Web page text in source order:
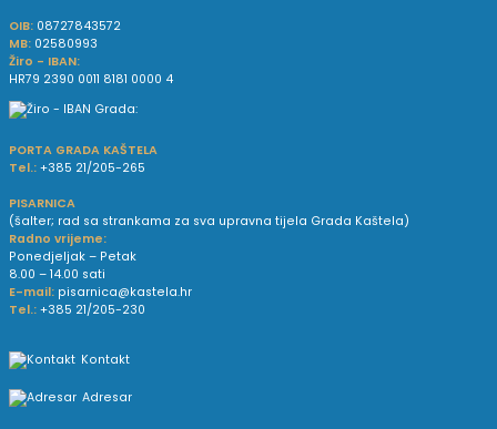
OIB: 08727843572
MB: 02580993
Žiro - IBAN:
HR79 2390 0011 8181 0000 4
PORTA GRADA KAŠTELA
Tel.: +385 21/205-265
PISARNICA
(šalter; rad sa strankama za sva upravna tijela Grada Kaštela)
Radno vrijeme:
Ponedjeljak – Petak
8.00 – 14.00 sati
E-mail: pisarnica@kastela.hr
Tel.: +385 21/205-230
Kontakt
Adresar